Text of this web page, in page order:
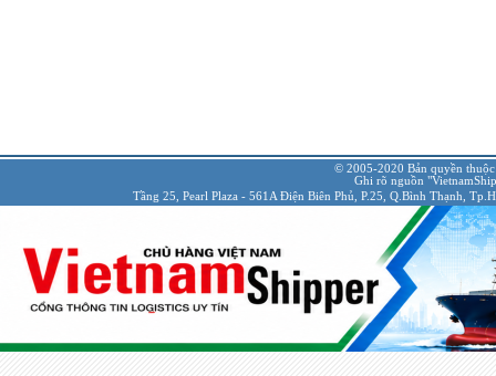
© 2005-2020 Bản quyền
Ghi rõ nguồn
Tầng 25, Pearl Plaza - 561A Điện Biên Phủ, P.25, Q.Bình Thạnh,